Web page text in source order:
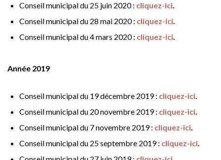
Conseil municipal du 25 juin 2020 : cliquez-ici.
Conseil municipal du 28 mai 2020 : cliquez-ici.
Conseil municipal du 4 mars 2020 : cliquez-ici.
Année 2019
Conseil municipal du 19 décembre 2019 : cliquez-ici.
Conseil municipal du 20 novembre 2019 : cliquez-ici.
Conseil municipal du 7 novembre 2019 : cliquez-ici.
Conseil municipal du 25 septembre 2019 : cliquez-ici.